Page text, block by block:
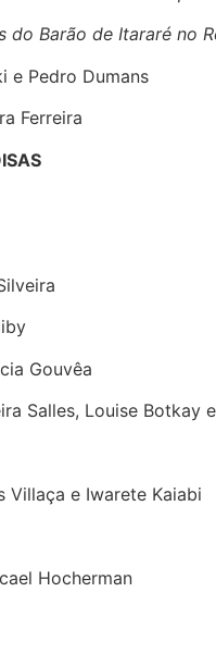
do Barão de Itararé no
e Pedro Dumans
Ferreira
Gouvêa
Salles, Louise Botkay
Villaça e Iwarete Kaiabi
Hocherman